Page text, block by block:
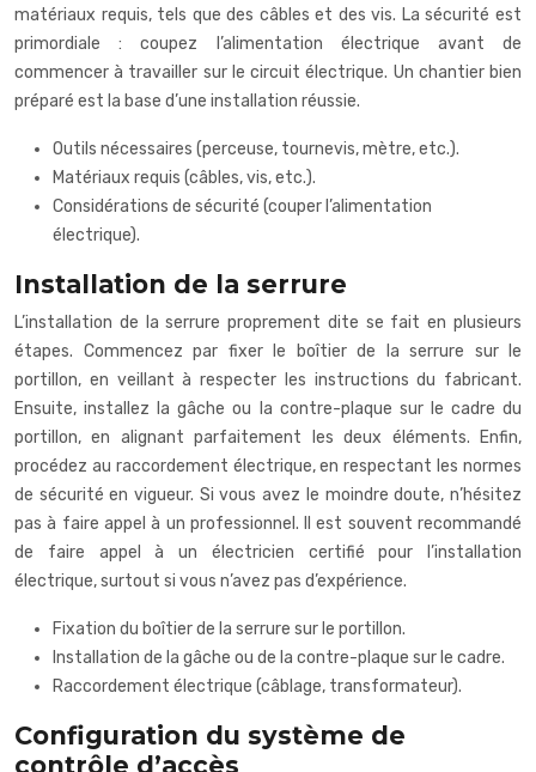
matériaux requis, tels que des câbles et des vis. La sécurité est
primordiale : coupez l’alimentation électrique avant de
commencer à travailler sur le circuit électrique. Un chantier bien
préparé est la base d’une installation réussie.
Outils nécessaires (perceuse, tournevis, mètre, etc.).
Matériaux requis (câbles, vis, etc.).
Considérations de sécurité (couper l’alimentation
électrique).
Installation de la serrure
L’installation de la serrure proprement dite se fait en plusieurs
étapes. Commencez par fixer le boîtier de la serrure sur le
portillon, en veillant à respecter les instructions du fabricant.
Ensuite, installez la gâche ou la contre-plaque sur le cadre du
portillon, en alignant parfaitement les deux éléments. Enfin,
procédez au raccordement électrique, en respectant les normes
de sécurité en vigueur. Si vous avez le moindre doute, n’hésitez
pas à faire appel à un professionnel. Il est souvent recommandé
de faire appel à un électricien certifié pour l’installation
électrique, surtout si vous n’avez pas d’expérience.
Fixation du boîtier de la serrure sur le portillon.
Installation de la gâche ou de la contre-plaque sur le cadre.
Raccordement électrique (câblage, transformateur).
Configuration du système de
contrôle d’accès